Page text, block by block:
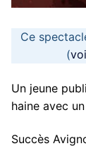
Ce
(
Un jeune
haine avec
Succès